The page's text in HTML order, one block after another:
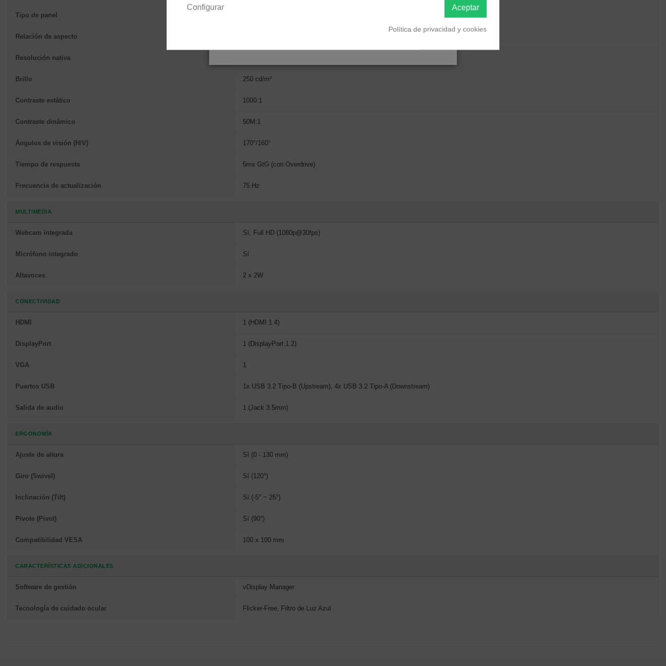
Tipo de panel
Relación de aspecto
Resolución nativa
Brillo 250 cd/m²
Contraste estático 1000:1
Contraste dinámico 50M:1
Ángulos de visión (H/V) 170°/160°
Tiempo de respuesta 5ms GtG (con Overdrive)
Frecuencia de actualización 75 Hz
MULTIMEDIA
Webcam integrada Sí, Full HD (1080p@30fps)
Micrófono integrado Sí
Altavoces 2 x 2W
CONECTIVIDAD
HDMI 1 (HDMI 1.4)
DisplayPort 1 (DisplayPort 1.2)
VGA 1
Puertos USB 1x USB 3.2 Tipo-B (Upstream), 4x USB 3.2 Tipo-A (Downstream)
Salida de audio 1 (Jack 3.5mm)
ERGONOMÍA
Ajuste de altura Sí (0 - 130 mm)
Giro (Swivel) Sí (120°)
Inclinación (Tilt) Sí (-5° ~ 25°)
Pivote (Pivot) Sí (90°)
Compatibilidad VESA 100 x 100 mm
CARACTERÍSTICAS ADICIONALES
Software de gestión vDisplay Manager
Tecnología de cuidado ocular Flicker-Free, Filtro de Luz Azul
Aceptar
Configurar
Política de privacidad y cookies